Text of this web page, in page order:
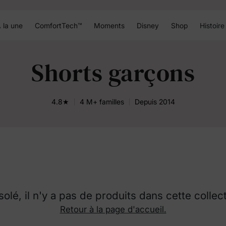
la une ComfortTech™ Moments Disney Shop Histoire
Shorts garçons
4.8★ 4 M+ familles Depuis 2014
il n'y a pas de produits dans cette
Retour à la page d'accueil.